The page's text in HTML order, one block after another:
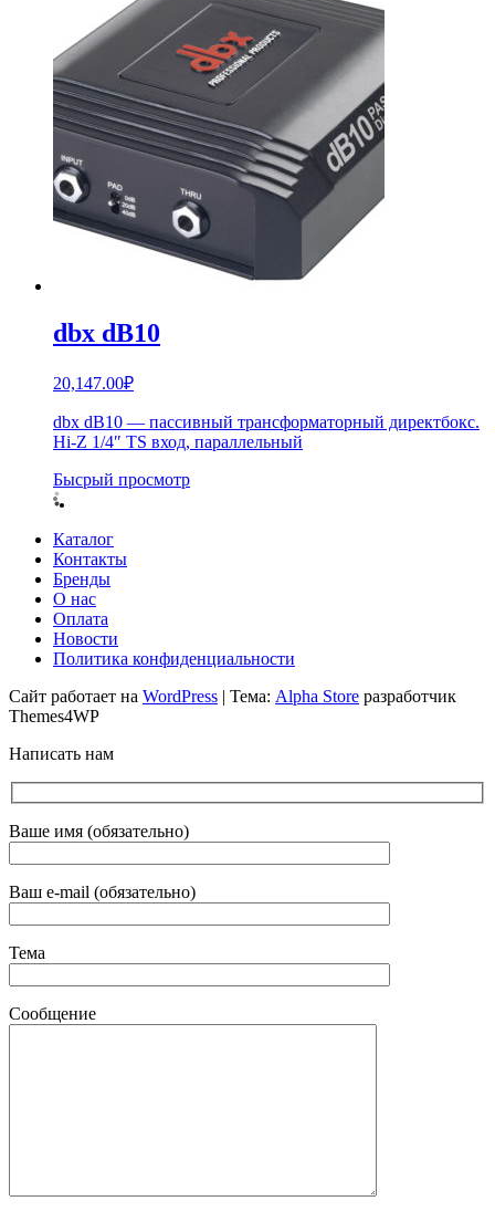
dbx dB10
20,147.00₽
dbx dB10 — пассивный трансформаторный директбокс.
Hi-Z 1/4″ TS вход, параллельный
Бысрый просмотр
Каталог
Контакты
Бренды
О нас
Оплата
Новости
Политика конфиденциальности
Сайт работает на WordPress | Тема: Alpha Store разработчик
Themes4WP
Написать нам
Ваше имя (обязательно)
Ваш e-mail (обязательно)
Тема
Сообщение